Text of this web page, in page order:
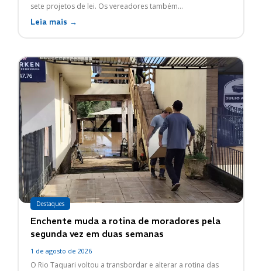
sete projetos de lei. Os vereadores também...
Leia mais →
Destaques
Enchente muda a rotina de moradores pela
segunda vez em duas semanas
1 de agosto de 2026
O Rio Taquari voltou a transbordar e alterar a rotina das